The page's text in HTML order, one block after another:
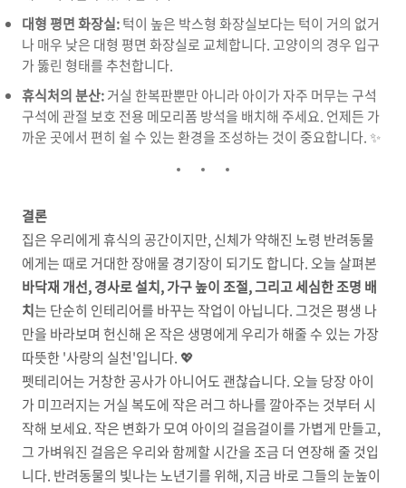
대형 평면 화장실:턱이 높은 박스형 화장실보다는 턱이 거의 없거
나 매우 낮은 대형 평면 화장실로 교체합니다. 고양이의 경우 입구
가 뚫린 형태를 추천합니다.
휴식처의 분산:거실 한복판뿐만 아니라 아이가 자주 머무는 구석
구석에 관절 보호 전용 메모리폼 방석을 배치해 주세요. 언제든 가
까운 곳에서 편히 쉴 수 있는 환경을 조성하는 것이 중요합니다. ✨
결론
집은 우리에게 휴식의 공간이지만, 신체가 약해진 노령 반려동물
에게는 때로 거대한 장애물 경기장이 되기도 합니다. 오늘 살펴본
바닥재 개선, 경사로 설치, 가구 높이 조절, 그리고 세심한 조명 배
치는 단순히 인테리어를 바꾸는 작업이 아닙니다. 그것은 평생 나
만을 바라보며 헌신해 온 작은 생명에게 우리가 해줄 수 있는 가장
따뜻한 '사랑의 실천'입니다. 💖
펫테리어는 거창한 공사가 아니어도 괜찮습니다. 오늘 당장 아이
가 미끄러지는 거실 복도에 작은 러그 하나를 깔아주는 것부터 시
작해 보세요. 작은 변화가 모여 아이의 걸음걸이를 가볍게 만들고,
그 가벼워진 걸음은 우리와 함께할 시간을 조금 더 연장해 줄 것입
니다. 반려동물의 빛나는 노년기를 위해, 지금 바로 그들의 눈높이